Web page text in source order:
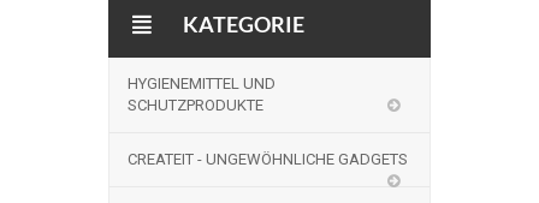
KATEGORIE
HYGIENEMITTEL UND
SCHUTZPRODUKTE
CREATEIT - UNGEWÖHNLICHE GADGETS